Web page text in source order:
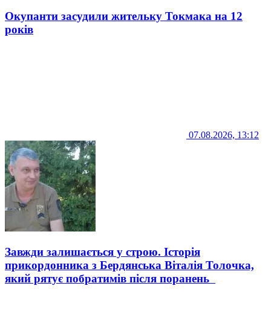
Окупанти засудили жительку Токмака на 12
років
07.08.2026, 13:12
Завжди залишається у строю. Історія
прикордонника з Бердянська Віталія Толочка,
який рятує побратимів після поранень